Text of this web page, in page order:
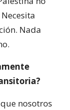
Nada
nosotros